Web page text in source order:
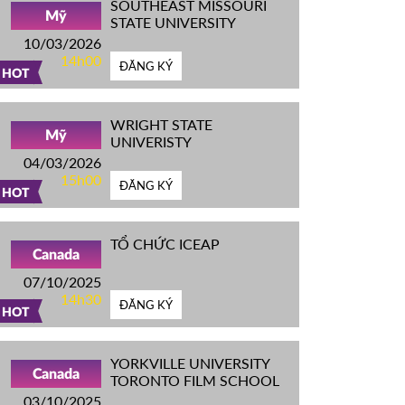
HOT
Mỹ
10/03/2026
14h00
SOUTHEAST MISSOURI
STATE UNIVERSITY
ĐĂNG KÝ
HOT
Mỹ
04/03/2026
15h00
WRIGHT STATE
UNIVERISTY
ĐĂNG KÝ
HOT
Canada
07/10/2025
14h30
TỔ CHỨC ICEAP
ĐĂNG KÝ
Canada
03/10/2025
YORKVILLE UNIVERSITY
TORONTO FILM SCHOOL